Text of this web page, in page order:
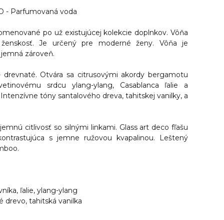
- Parfumovaná voda
po už existujúcej kolekcie doplnkov. Vôňa
Je určený pre moderné ženy. Vôňa je
zároveň.
drevnaté. Otvára sa citrusovými akordy bergamotu
srdcu ylang-ylang, Casablanca ľalie a
tóny santalového dreva, tahitskej vanilky, a
citlivosť so silnými linkami. Glass art deco fľašu
s jemne ružovou kvapalinou. Leštený
ľalie, ylang-ylang
drevo, tahitská vanilka